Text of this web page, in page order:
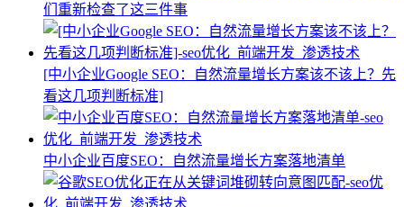
们重新检查了这三件事
[中小企业Google SEO：自然流量增长方案该不该上？先
看这几项判断标准]
中小企业百度SEO：自然流量增长方案落地清单